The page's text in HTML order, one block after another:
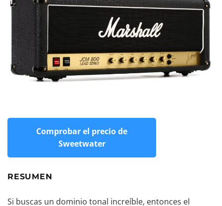
Comprobar el precio de
Sweetwater
RESUMEN
Si buscas un dominio tonal increíble, entonces el